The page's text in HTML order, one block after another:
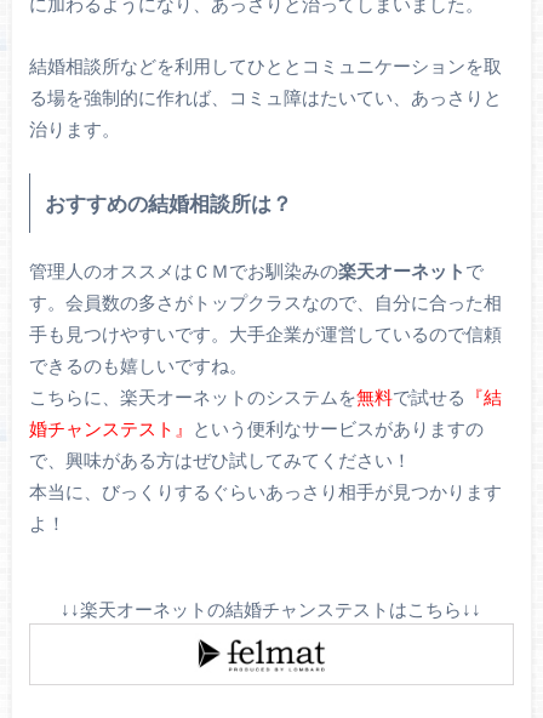
結婚相談所などを利用してひととコミュニケーションを取
る場を強制的に作れば、コミュ障はたいてい、あっさりと
治ります。
おすすめの結婚相談所は？
管理人のオススメはＣＭでお馴染みの楽天オーネット で
す。会員数の多さがトップクラスなので、自分に合った相
手も見つけやすいです。大手企業が運営しているので信頼
できるのも嬉しいですね。
こちらに、楽天オーネットのシステムを無料で試せる 『結
婚チャンステスト』
という便利なサービスがありますの
で、興味がある方はぜひ試してみてください！
本当に、びっくりするぐらいあっさり相手が見つかります
よ！
↓↓楽天オーネットの結婚チャンステストはこちら↓↓